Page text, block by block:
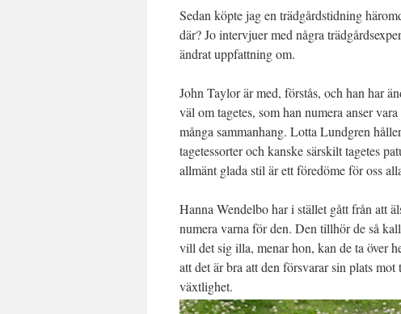
Sedan köpte jag en trädgårdstidning
där? Jo intervjuer med några
ändrat uppfattning om.
John Taylor är med, förstås, och han har
väl om tagetes, som han numera anser
många sammanhang. Lotta Lundgren
tagetessorter och kanske särskilt tagetes
allmänt glada stil är ett föredöme för oss
Hanna Wendelbo har i stället gått från att
numera varna för den. Den tillhör de så
vill det sig illa, menar hon, kan de ta över
att det är bra att den försvarar sin plats
växtlighet.